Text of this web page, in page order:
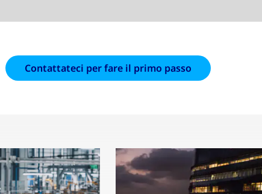
Contattateci per fare il primo passo